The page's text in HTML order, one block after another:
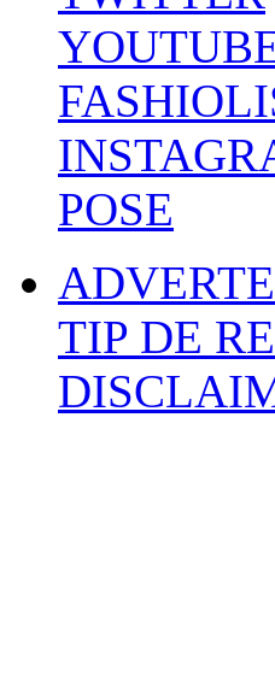
POSE
TIP DE